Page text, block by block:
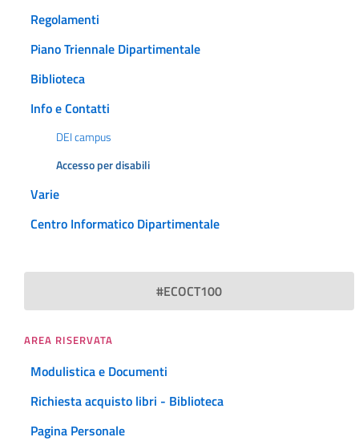
Regolamenti
Piano Triennale Dipartimentale
Biblioteca
Info e Contatti
DEI campus
Accesso per disabili
Varie
Centro Informatico Dipartimentale
#ECOCT100
AREA RISERVATA
Modulistica e Documenti
Richiesta acquisto libri - Biblioteca
Pagina Personale